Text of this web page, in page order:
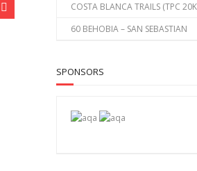
COSTA BLANCA TRAILS (TPC
60 BEHOBIA – SAN SEBASTIAN
SPONSORS